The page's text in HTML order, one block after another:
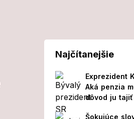
Najčítanejšie
Exprezident
Aká penzia
dôvod ju tajiť
Šokujúce